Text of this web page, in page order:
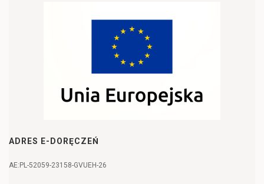
ADRES E-DORĘCZEŃ
AE:PL-52059-23158-GVUEH-26